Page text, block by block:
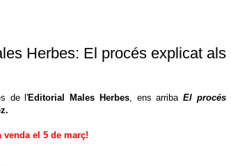
Herbes: El procés explicat als
de l'Editorial Males Herbes, ens arribaEl procés
venda el 5 de març!